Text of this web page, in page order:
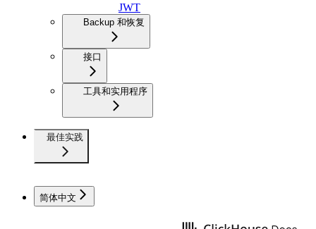
JWT
Backup 和恢复
接口
工具和实用程序
最佳实践
简体中文